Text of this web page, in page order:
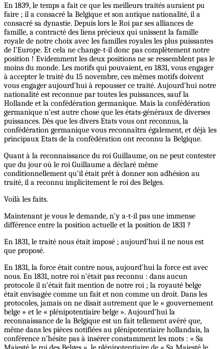
En 1839, le temps a fait ce que les meilleurs traités auraient pu
faire ; il a consacré la Belgique et son antique nationalité, il a
consacré sa dynastie. Depuis lors le Roi par ses alliances de
famille, a contracté des liens précieux qui unissent la famille
royale de notre choix avec les familles royales les plus puissantes
de l’Europe. Et cela ne change-t-il donc pas complètement notre
position ! Evidemment les deux positions ne se ressemblent pas le
moins du monde. Les motifs qui pouvaient, en 1831, vous engager
à accepter le traité du 15 novembre, ces mêmes motifs doivent
vous engager aujourd’hui à repousser ce traité. Aujourd’hui notre
nationalité est reconnue par toutes les puissances, sauf la
Hollande et la confédération germanique. Mais la confédération
germanique n’est autre chose que les états-généraux de diverses
puissances. Dès que les divers Etats vous ont reconnus, la
confédération germanique vous reconnaîtra également, et déjà les
principaux Etats de la confédération ont reconnu la Belgique.
Quant à la reconnaissance du roi Guillaume, on ne peut contester
que du jour où le roi Guillaume a déclaré même
conditionnellement qu’il était prêt à donner son adhésion au
traité, il a reconnu implicitement le roi des Belges.
Voilà les faits.
Maintenant je vous le demande, n’y a-t-il pas une immense
différence entre la position actuelle et la position de 1831 ?
En 1831, le traité nous était imposé ; aujourd’hui il ne nous est
que proposé.
En 1831, la force était contre nous, aujourd’hui la force est avec
nous. En 1831, notre roi n’était pas reconnu : dans aucun
protocole il n’était fait mention de notre roi ; la royauté belge
était envisagée comme un fait et non comme un droit. Dans les
protocoles, jamais on ne disait autrement que le « gouvernement
belge » et le « plénipotentiaire belge ». Aujourd’hui la
reconnaissance de la Belgique est un fait tellement avéré que,
même dans les pièces notifiées au plénipotentiaire hollandais, la
conférence n’hésite pas à insérer constamment les mots : « Sa